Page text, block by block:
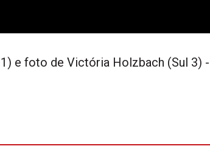
e foto de Victória Holzbach (Sul 3)